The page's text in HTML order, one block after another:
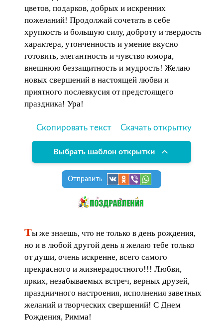
цветов, подарков, добрых и искренних
пожеланий! Продолжай сочетать в себе
хрупкость и большую силу, доброту и твердость
характера, утонченность и умение вкусно
готовить, элегантность и чувство юмора,
внешнюю беззащитность и мудрость! Желаю
новых свершений в настоящей любви и
приятного послевкусия от предстоящего
праздника! Ура!
Скопировать текст Скачать открытку
Выбрать шаблон открытки
Отправить
Ты же знаешь, что не только в день рождения,
но и в любой другой день я желаю тебе только
от души, очень искренне, всего самого
прекрасного и жизнерадостного!!! Любви,
ярких, незабываемых встреч, верных друзей,
праздничного настроения, исполнения заветных
желаний и творческих свершений! С Днем
Рождения, Римма!